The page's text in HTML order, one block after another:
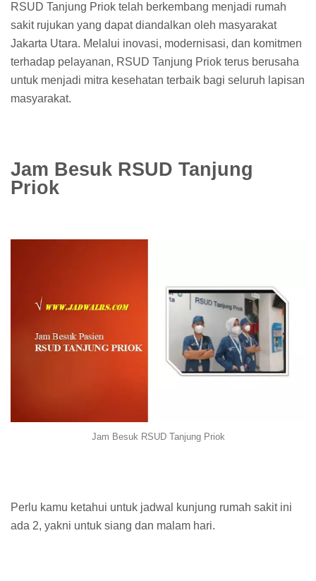
RSUD Tanjung Priok telah berkembang menjadi rumah
sakit rujukan yang dapat diandalkan oleh masyarakat
Jakarta Utara. Melalui inovasi, modernisasi, dan komitmen
terhadap pelayanan, RSUD Tanjung Priok terus berusaha
untuk menjadi mitra kesehatan terbaik bagi seluruh lapisan
masyarakat.
Jam Besuk RSUD Tanjung
Priok
Jam Besuk RSUD Tanjung Priok
Perlu kamu ketahui untuk jadwal kunjung rumah sakit ini
ada 2, yakni untuk siang dan malam hari.